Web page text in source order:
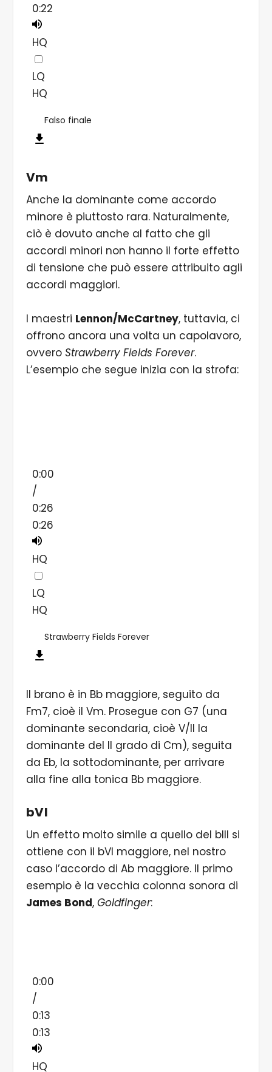
0:22
HQ
LQ
HQ
Falso finale
Vm
Anche la dominante come accordo
minore è piuttosto rara. Naturalmente,
ciò è dovuto anche al fatto che gli
accordi minori non hanno il forte effetto
di tensione che può essere attribuito agli
accordi maggiori.
I maestri Lennon/McCartney, tuttavia, ci
offrono ancora una volta un capolavoro,
ovvero Strawberry Fields Forever.
L’esempio che segue inizia con la strofa:
0:00
/
0:26
0:26
HQ
LQ
HQ
Strawberry Fields Forever
Il brano è in Bb maggiore, seguito da
Fm7, cioè il Vm. Prosegue con G7 (una
dominante secondaria, cioè V/II la
dominante del II grado di Cm), seguita
da Eb, la sottodominante, per arrivare
alla fine alla tonica Bb maggiore.
bVI
Un effetto molto simile a quello del bIII si
ottiene con il bVI maggiore, nel nostro
caso l’accordo di Ab maggiore. Il primo
esempio è la vecchia colonna sonora di
James Bond, Goldfinger:
0:00
/
0:13
0:13
HQ